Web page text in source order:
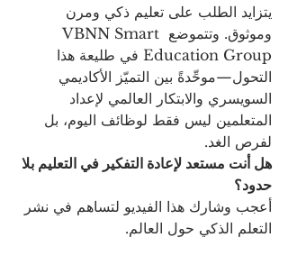
يتزايد الطلب على تعليم ذكي ومرن
وموثوق. وتتموضع VBNN Smart
Education Group في طليعة هذا
التحول—موحِّدةً بين التميّز الأكاديمي
السويسري والابتكار العالمي لإعداد
المتعلمين ليس فقط لوظائف اليوم، بل
لفرص الغد.
هل أنت مستعد لإعادة التفكير في التعليم بلا
حدود؟
أعجب وشارك هذا الفيديو لتساهم في نشر
التعلم الذكي حول العالم.